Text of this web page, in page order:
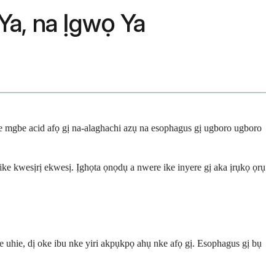
na Ịgwọ Ya
acid afọ gị na-alaghachi azụ na esophagus gị ugboro ugboro
kwesịrị ekwesị. Ịghọta ọnọdụ a nwere ike inyere gị aka ịrụkọ ọrụ
uhie, dị oke ibu nke yiri akpụkpọ ahụ nke afọ gị. Esophagus gị bụ